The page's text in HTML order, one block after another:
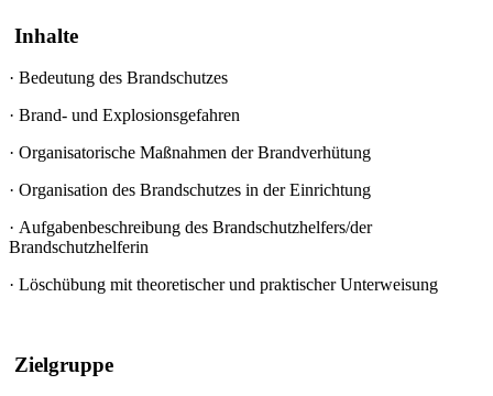
Inhalte
· Bedeutung des Brandschutzes
· Brand- und Explosionsgefahren
· Organisatorische Maßnahmen der Brandverhütung
· Organisation des Brandschutzes in der Einrichtung
· Aufgabenbeschreibung des Brandschutzhelfers/der
Brandschutzhelferin
· Löschübung mit theoretischer und praktischer Unterweisung
Zielgruppe